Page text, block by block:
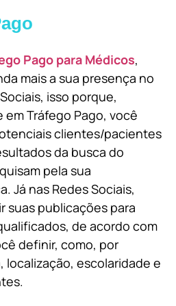
Pago para Médicos,
mais a sua presença no
isso porque,
Tráfego Pago, você
clientes/pacientes
da busca do
pela sua
Já nas Redes Sociais,
suas publicações para
de acordo com
definir, como, por
localização, escolaridade e